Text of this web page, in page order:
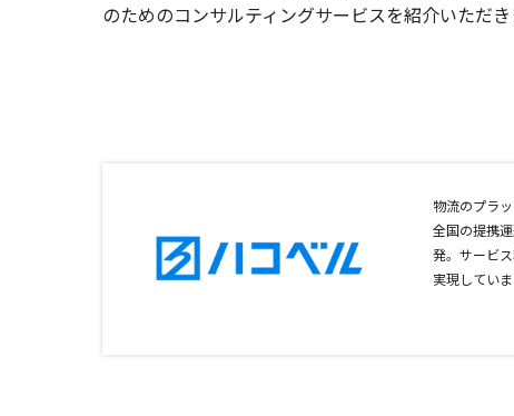
のためのコンサルティングサービスを紹介いただき
物流のプラ
全国の提携
発。サービ
実現していま